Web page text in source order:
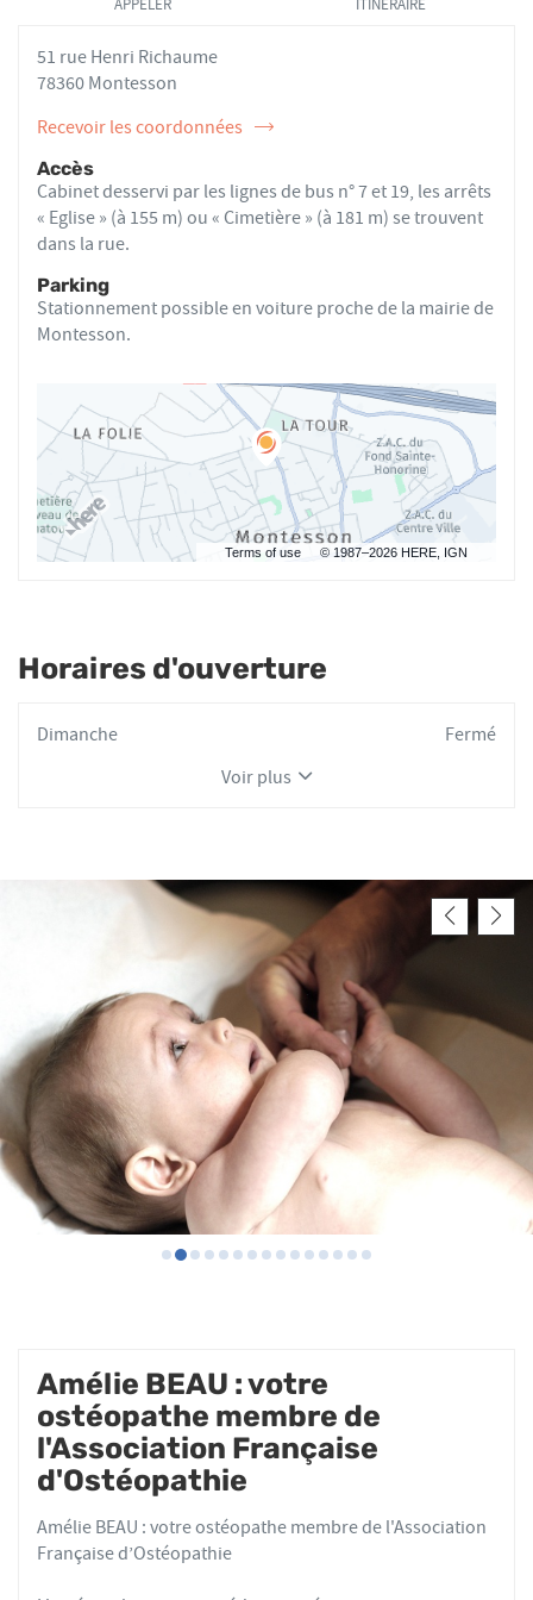
VENTE
AU
APPELER ITINÉRAIRE
DE
51 rue Henri Richaume
78360 Montesson
Recevoir les coordonnées
de
l'ostéopathe
Amélie
BEAU
Terms of use © 1987–2026 HERE, IGN
Accès
Cabinet desservi par les lignes de bus n° 7 et 19, les arrêts
« Eglise » (à 155 m) ou « Cimetière » (à 181 m) se trouvent
dans la rue.
Parking
Stationnement possible en voiture proche de la mairie de
Montesson.
Horaires d'ouverture
Horaires
Dimanche
Fermé
Voir plus
et
du
point
vente
Amélie
BEAU
Amélie BEAU : votre
ostéopathe membre de
l'Association Française
d'Ostéopathie
Amélie BEAU : votre ostéopathe membre de l'Association
Française d’Ostéopathie